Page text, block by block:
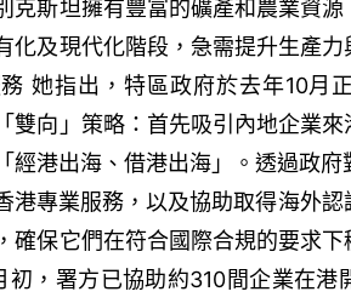
克斯坦擁有豐富的礦產和農業資源
化及現代化階段，急需提升生產
她指出，特區政府於去年10月
雙向」策略：首先吸引內地企業
經港出海、借港出海」。透過政
港專業服務，以及協助取得海外
確保它們在符合國際合規的要求
初，署方已協助約310間企業在港